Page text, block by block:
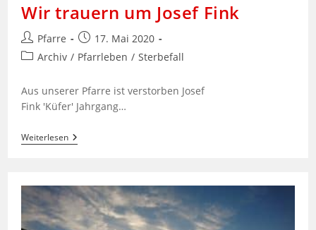
Wir trauern um Josef Fink
Beitrags-
Autor:
Pfarre
Beitrag
veröffentlicht:
17. Mai 2020
Beitrags-
Archiv / Pfarrleben / Sterbefall
Aus unserer Pfarre ist verstorben Josef
Fink 'Küfer' Jahrgang…
WeiterlesenWir
Trauern
Fink